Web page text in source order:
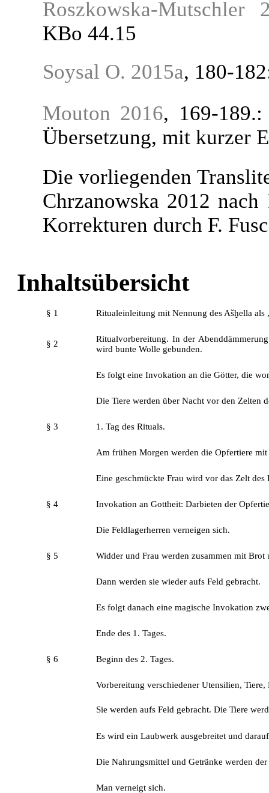
Roszkowska-Mutschler
KBo 44.15
Soysal O. 2015a, 180-
Mouton 2016, 169-
Übersetzung, mit kurzer
Die vorliegenden
Chrzanowska 2012 nach
Korrekturen durch F.
Inhaltsübersicht
§ 1 Ritualeinleitung mit Nennung des Ašḫella als
§ 2
Ritualvorbereitung. In der
wird bunte Wolle gebunden.
Es folgt eine Invokation an die Götter, die
Die Tiere werden über Nacht vor den Zelten
§ 3 1. Tag des Rituals.
Am frühen Morgen werden die Opfertiere
Eine geschmückte Frau wird vor das Zelt des
§ 4 Invokation an Gottheit: Darbieten der
Die Feldlagerherren verneigen sich.
§ 5 Widder und Frau werden zusammen mit
Dann werden sie wieder aufs Feld gebracht.
Es folgt danach eine magische Invokation
Ende des 1. Tages.
§ 6 Beginn des 2. Tages.
Vorbereitung verschiedener Utensilien,
Sie werden aufs Feld gebracht. Die Tiere
Es wird ein Laubwerk ausgebreitet und
Die Nahrungsmittel und Getränke werden
Man verneigt sich.